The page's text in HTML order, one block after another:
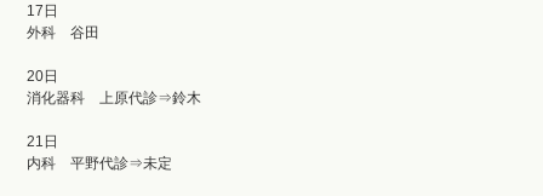
17日
外科 谷田
20日
消化器科 上原代診⇒鈴木
21日
内科 平野代診⇒未定